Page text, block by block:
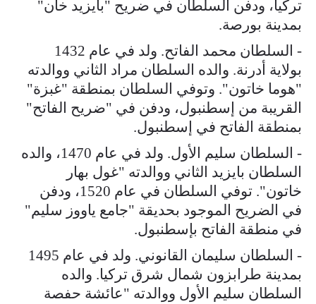
تركيا، ودفن السلطان في ضريح "بايزيد خان"
بمدينة بورصة.
- السلطان محمد الفاتح. ولد في عام 1432
بولاية أدرنة. والده السلطان مراد الثاني ووالدته
"هوما خاتون". وتوفي السلطان بمنطقة "غبزة"
القريبة من إسطنبول، ودفن في "ضريح الفاتح"
بمنطقة الفاتح في إسطنبول.
- السلطان سليم الأول. ولد في عام 1470، والده
السلطان بايزيد الثاني ووالدته "غول بهار
خاتون". توفي السلطان في عام 1520، ودفن
في الضريح الموجود بحديقة "جامع ياووز سليم"
في منطقة الفاتح بإسطنبول.
- السلطان سليمان القانوني. ولد في عام 1495
بمدينة طرابزون شمال شرق تركيا. والده
السلطان سليم الأول ووالدته "عائشة حفصة